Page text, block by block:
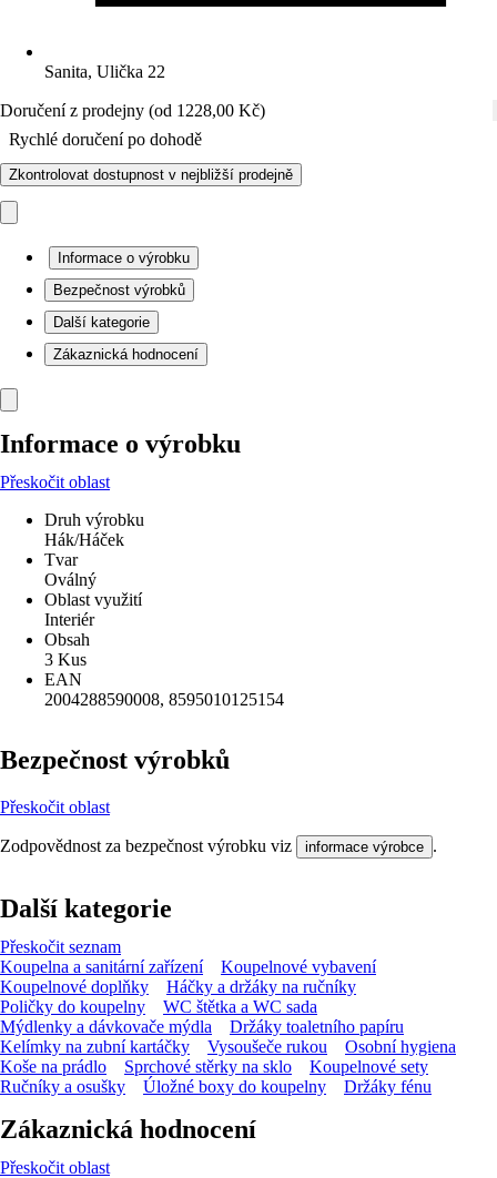
Sanita, Ulička 22
Doručení z prodejny (od 1228,00 Kč)
Rychlé doručení po dohodě
Zkontrolovat dostupnost v nejbližší prodejně
Informace o výrobku
Bezpečnost výrobků
Další kategorie
Zákaznická hodnocení
Informace o výrobku
Přeskočit oblast
Druh výrobku
Hák/Háček
Tvar
Oválný
Oblast využití
Interiér
Obsah
3 Kus
EAN
2004288590008, 8595010125154
Bezpečnost výrobků
Přeskočit oblast
Zodpovědnost za bezpečnost výrobku viz informace výrobce .
Další kategorie
Přeskočit seznam
Koupelna a sanitární zařízení
Koupelnové vybavení
Koupelnové doplňky
Háčky a držáky na ručníky
Poličky do koupelny
WC štětka a WC sada
Mýdlenky a dávkovače mýdla
Držáky toaletního papíru
Kelímky na zubní kartáčky
Vysoušeče rukou
Osobní hygiena
Koše na prádlo
Sprchové stěrky na sklo
Koupelnové sety
Ručníky a osušky
Úložné boxy do koupelny Držáky fénu
Zákaznická hodnocení
Přeskočit oblast